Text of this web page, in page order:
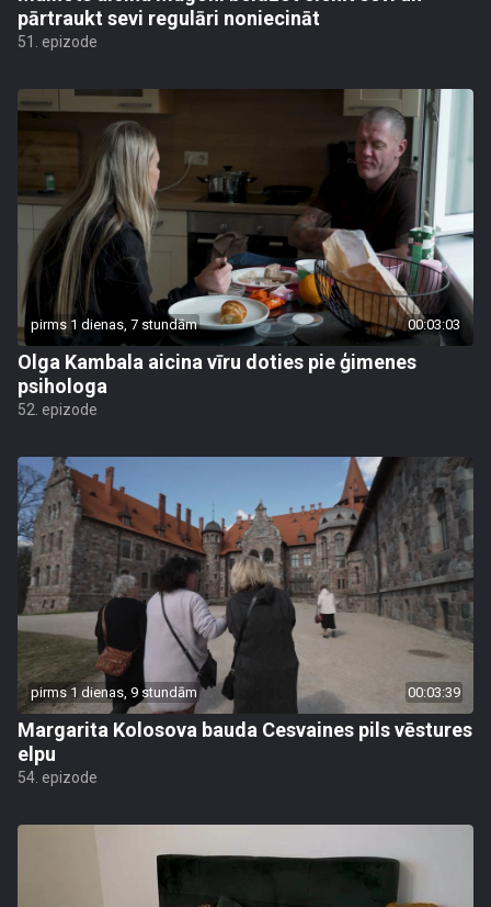
pārtraukt sevi regulāri noniecināt
51. epizode
pirms 1 dienas, 7 stundām 00:03:03
Olga Kambala aicina vīru doties pie ģimenes
psihologa
52. epizode
pirms 1 dienas, 9 stundām 00:03:39
Margarita Kolosova bauda Cesvaines pils vēstures
elpu
54. epizode